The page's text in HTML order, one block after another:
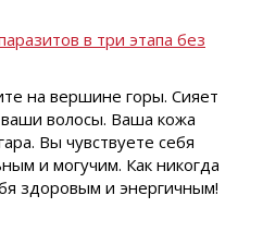
в три этапа без
на вершине горы. Сияет
волосы. Ваша кожа
Вы чувствуете себя
и могучим. Как никогда
здоровым и энергичным!